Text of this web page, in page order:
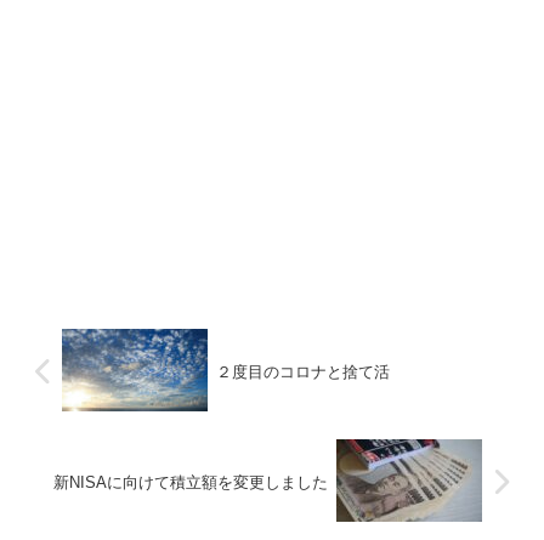
２度目のコロナと捨て活
新NISAに向けて積立額を変更しました